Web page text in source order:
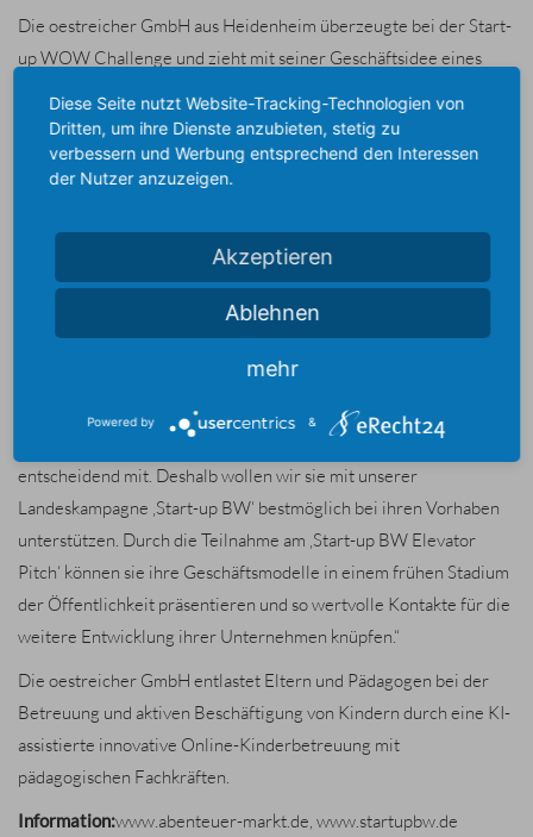
Die oestreicher GmbH aus Heidenheim überzeugte bei der Start-
up WOW Challenge und zieht mit seiner Geschäftsidee eines
Pitch 2022/2023“ ein. Mit dem Gründungswettbewerb sucht das
Wirtschaftsministerium bereits zum achten Mal nach den
einfallsreichsten Geschäftsideen und besten Gründerinnen und
Kraut gratulierte dem frisch gekürten Landesfinalisten und
betonte: „Ich freue mich, dass die Stadtverwaltung Heidenheim in
Kooperation mit der Start-up Region Ostwürttemberg
Gelegenheit gibt, sich und ihre innovativen Geschäftsideen zu
präsentieren. Gründerinnen und Gründer gestalten mit ihren
innovativen Geschäftsideen die Zukunft unserer Wirtschaft
entscheidend mit. Deshalb wollen wir sie mit unserer
Landeskampagne ‚Start-up BW‘ bestmöglich bei ihren Vorhaben
unterstützen. Durch die Teilnahme am ‚Start-up BW Elevator
Pitch‘ können sie ihre Geschäftsmodelle in einem frühen Stadium
der Öffentlichkeit präsentieren und so wertvolle Kontakte für die
weitere Entwicklung ihrer Unternehmen knüpfen.“
Die oestreicher GmbH entlastet Eltern und Pädagogen bei der
Betreuung und aktiven Beschäftigung von Kindern durch eine KI-
assistierte innovative Online-Kinderbetreuung mit
pädagogischen Fachkräften.
Information:www.abenteuer-markt.de www.startupbw.de
Diese Seite nutzt Website-Tracking-Technologien von
Dritten, um ihre Dienste anzubieten, stetig zu
verbessern und Werbung entsprechend den Interessen
der Nutzer anzuzeigen.
Akzeptieren
Ablehnen
mehr
Powered by &